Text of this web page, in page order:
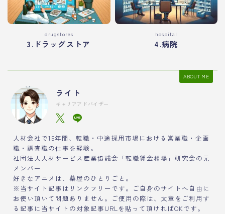
drugstores
3.ドラッグストア
hospital
4.病院
ABOUT ME
ライト
キャリアアドバイザー
人材会社で15年間、転職・中途採用市場における営業職・企画
職・調査職の仕事を経験。
社団法人人材サービス産業協議会「転職賃金相場」研究会の元
メンバー
好きなアニメは、薬屋のひとりごと。
※当サイト記事はリンクフリーです。ご自身のサイトへ自由に
お使い頂いて問題ありません。ご使用の際は、文章をご利用す
る記事に当サイトの対象記事URLを貼って頂ければOKです。